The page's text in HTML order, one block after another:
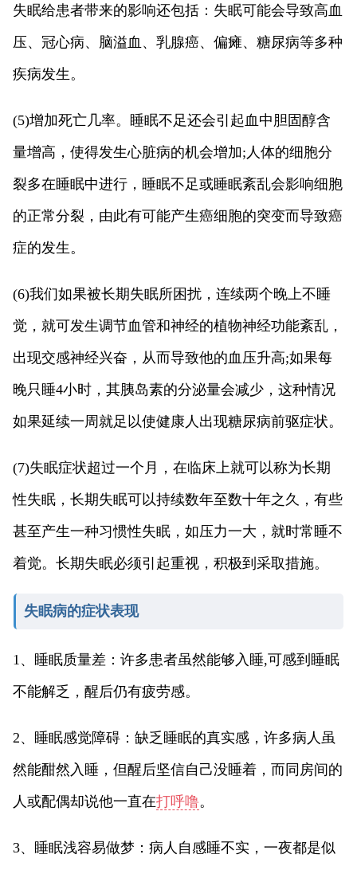
失眠给患者带来的影响还包括：失眠可能会导致高血
压、冠心病、脑溢血、乳腺癌、偏瘫、糖尿病等多种
疾病发生。
(5)增加死亡几率。睡眠不足还会引起血中胆固醇含
量增高，使得发生心脏病的机会增加;人体的细胞分
裂多在睡眠中进行，睡眠不足或睡眠紊乱会影响细胞
的正常分裂，由此有可能产生癌细胞的突变而导致癌
症的发生。
(6)我们如果被长期失眠所困扰，连续两个晚上不睡
觉，就可发生调节血管和神经的植物神经功能紊乱，
出现交感神经兴奋，从而导致他的血压升高;如果每
晚只睡4小时，其胰岛素的分泌量会减少，这种情况
如果延续一周就足以使健康人出现糖尿病前驱症状。
(7)失眠症状超过一个月，在临床上就可以称为长期
性失眠，长期失眠可以持续数年至数十年之久，有些
甚至产生一种习惯性失眠，如压力一大，就时常睡不
着觉。长期失眠必须引起重视，积极到采取措施。
失眠病的症状表现
1、睡眠质量差：许多患者虽然能够入睡,可感到睡眠
不能解乏，醒后仍有疲劳感。
2、睡眠感觉障碍：缺乏睡眠的真实感，许多病人虽
然能酣然入睡，但醒后坚信自己没睡着，而同房间的
人或配偶却说他一直在打呼噜。
3、睡眠浅容易做梦：病人自感睡不实，一夜都是似